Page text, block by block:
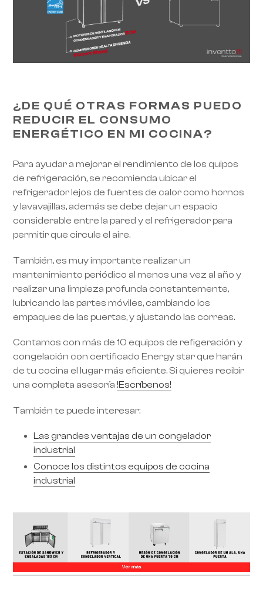
¿DE QUÉ OTRAS FORMAS PUEDO
REDUCIR EL CONSUMO
ENERGÉTICO EN MI COCINA?
Para ayudar a mejorar el rendimiento de los quipos
de refrigeración, se recomienda ubicar el
refrigerador lejos de fuentes de calor como hornos
y lavavajillas, además se debe dejar un espacio
considerable entre la pared y el refrigerador para
permitir que circule el aire.
También, es muy importante realizar un
mantenimiento periódico al menos una vez al año y
realizar una limpieza profunda constantemente,
lubricando las partes móviles, cambiando los
empaques de las puertas, y ajustando las correas.
Contamos con más de 10 equipos de refigeración y
congelación con certificado Energy star que harán
de tu cocina el lugar más eficiente. Si quieres recibir
una completa asesoría !Escríbenos!
También te puede interesar:
Las grandes ventajas de un congelador
industrial
Conoce los distintos equipos de cocina
industrial
RoarTheme